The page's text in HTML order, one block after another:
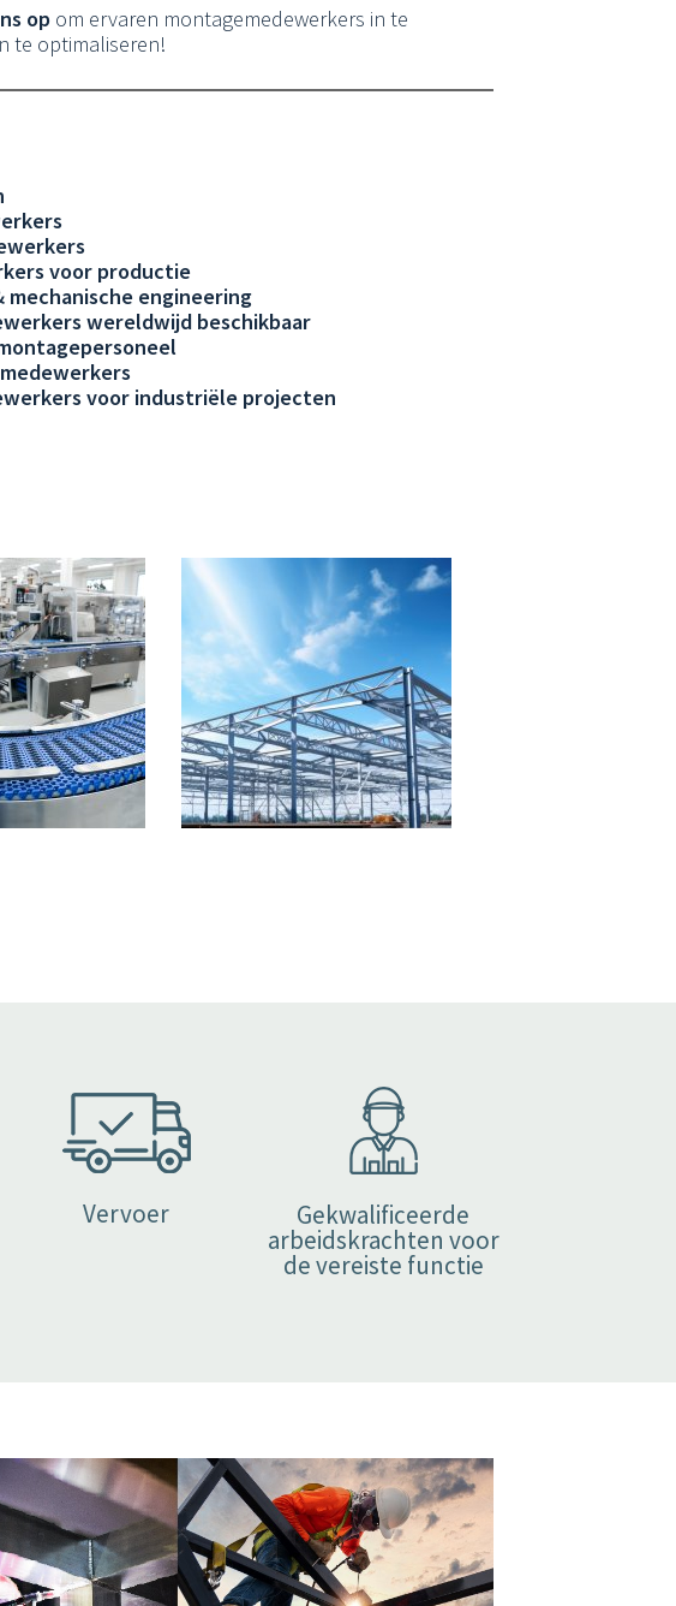
opom ervaren montagemedewerkers in te
te optimaliseren!
voor productie
engineering
wereldwijd beschikbaar
voor industriële projecten
Vervoer Gekwalificeerde
arbeidskrachten voor
de vereiste functie